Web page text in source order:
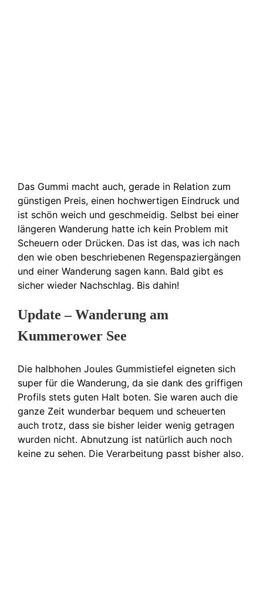
Das Gummi macht auch, gerade in Relation zum
günstigen Preis, einen hochwertigen Eindruck und
ist schön weich und geschmeidig. Selbst bei einer
längeren Wanderung hatte ich kein Problem mit
Scheuern oder Drücken. Das ist das, was ich nach
den wie oben beschriebenen Regenspaziergängen
und einer Wanderung sagen kann. Bald gibt es
sicher wieder Nachschlag. Bis dahin!
Update – Wanderung am
Kummerower See
Die halbhohen Joules Gummistiefel eigneten sich
super für die Wanderung, da sie dank des griffigen
Profils stets guten Halt boten. Sie waren auch die
ganze Zeit wunderbar bequem und scheuerten
auch trotz, dass sie bisher leider wenig getragen
wurden nicht. Abnutzung ist natürlich auch noch
keine zu sehen. Die Verarbeitung passt bisher also.